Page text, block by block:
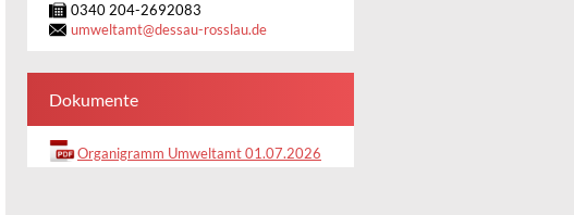
0340 204-2692083
umweltamt@dessau-rosslau.de
Dokumente
Organigramm Umweltamt 01.07.2026